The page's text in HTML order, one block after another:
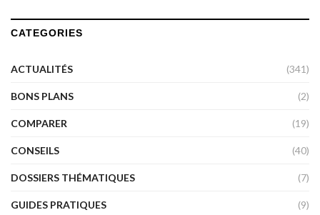
CATEGORIES
ACTUALITÉS (341)
BONS PLANS (2)
COMPARER (19)
CONSEILS (40)
DOSSIERS THÉMATIQUES (7)
GUIDES PRATIQUES (9)